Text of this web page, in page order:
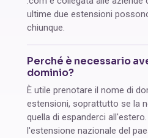
ultime due estensioni
chiunque.
Perché è necessario
dominio?
È utile prenotare il nome di
estensioni, soprattutto se la
quella di espanderci
l'estensione nazionale del